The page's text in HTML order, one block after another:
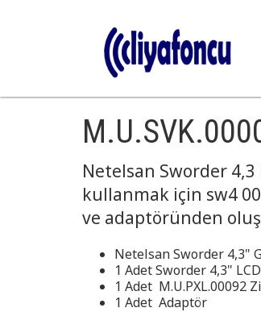
Netelsan Sworder
kullanmak için sw4
ve adaptöründen
Netelsan Sworder 4,3"
1 Adet Sworder 4,3"
1 Adet M.U.PXL.00092
1 Adet Adaptör